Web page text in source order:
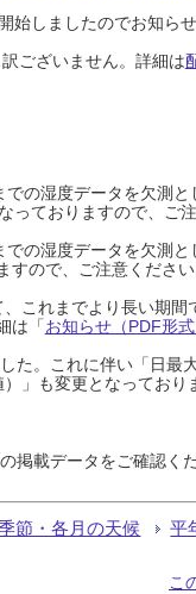
始しましたのでお知ら
ございません。詳細は
の湿度データを欠測と
ておりますので、ご注
の湿度データを欠測と
すので、ご注意くださ
これまでより長い期間
は「お知らせ（PDF形式
た。これに伴い「日最
」も変更となっており
掲載データをご確認く
節・各月の天候 平
こ